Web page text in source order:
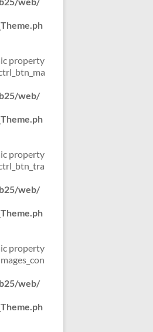
property
web/
property
web/
property
web/